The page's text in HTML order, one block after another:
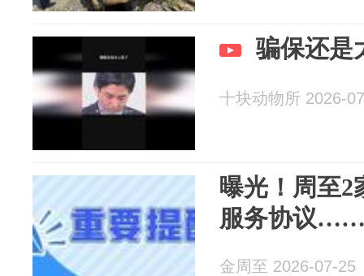
骗保还是
十块动物所 2026-
曝光！周至2
服务协议
金周至 2026-07-25